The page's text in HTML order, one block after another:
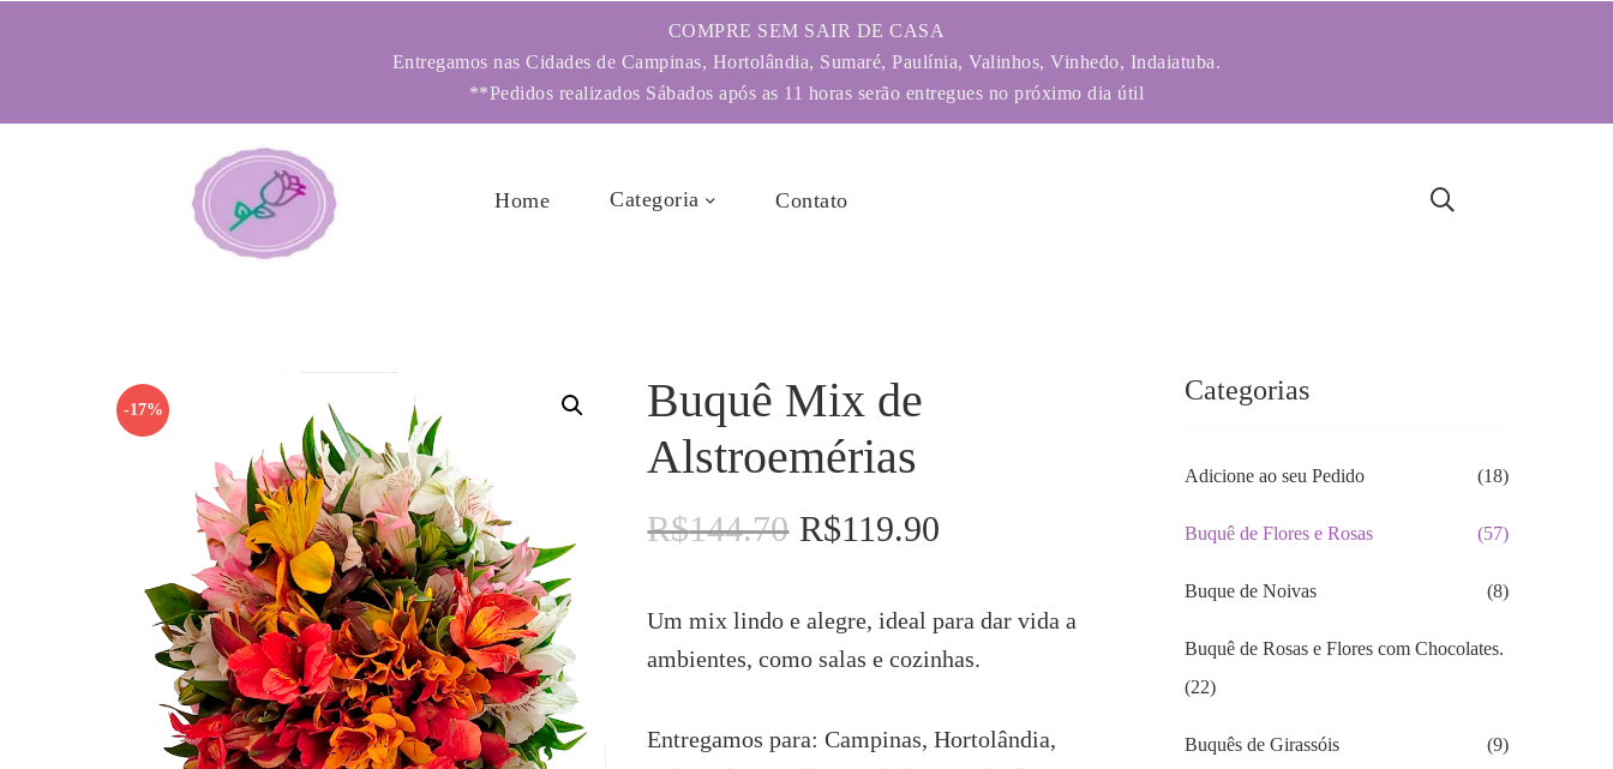
COMPRE SEM SAIR DE CASA
Entregamos nas Cidades de Campinas, Hortolândia, Sumaré, Paulínia, Valinhos, Vinhedo, Indaiatuba.
**Pedidos realizados Sábados após as 11 horas serão entregues no próximo dia útil
Home Categoria Contato
-17%
Buquê Mix de
Alstroemérias
R$144.70 O
era:
R$144.70.
R$119.90
é:
R$119.90.
Um mix lindo e alegre, ideal para dar vida a
ambientes, como salas e cozinhas.
Entregamos para: Campinas, Hortolândia,
Categorias
Adicione ao seu Pedido (18)
Buquê de Flores e Rosas (57)
Buque de Noivas (8)
Buquê de Rosas e Flores com Chocolates.
(22)
Buquês de Girassóis (9)